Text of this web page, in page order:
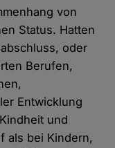
von
Status. Hatten
oder
Berufen,
Entwicklung
und
als bei Kindern,